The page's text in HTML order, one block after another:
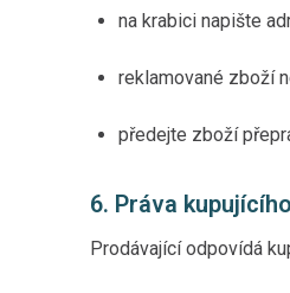
na krabici napište
reklamované zboží
předejte zboží
6. Práva
Prodávající odpovídá